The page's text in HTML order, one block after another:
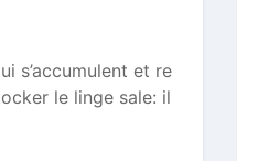
s’accumulent et re
le linge sale: il